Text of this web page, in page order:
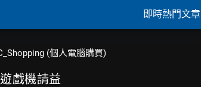
即時熱門文章
(個人電腦購買)
戲機請益